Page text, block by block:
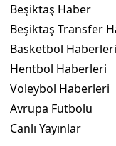
Beşiktaş Haber
Beşiktaş Transfer
Basketbol Haberleri
Hentbol Haberleri
Voleybol Haberleri
Avrupa Futbolu
Canlı Yayınlar